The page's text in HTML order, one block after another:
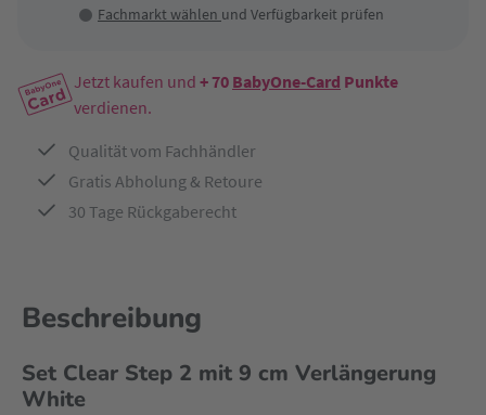
Fachmarkt wählen und Verfügbarkeit prüfen
Jetzt kaufen und + 70 BabyOne-Card Punkte
verdienen.
Qualität vom Fachhändler
Gratis Abholung & Retoure
30 Tage Rückgaberecht
Beschreibung
Set Clear Step 2 mit 9 cm Verlängerung
White